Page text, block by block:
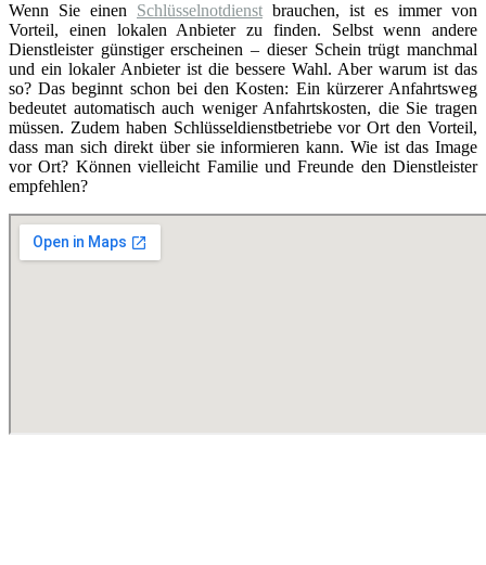
Wenn Sie einen Schlüsselnotdienst brauchen, ist es immer von
Vorteil, einen lokalen Anbieter zu finden. Selbst wenn andere
Dienstleister günstiger erscheinen – dieser Schein trügt manchmal
und ein lokaler Anbieter ist die bessere Wahl. Aber warum ist das
so? Das beginnt schon bei den Kosten: Ein kürzerer Anfahrtsweg
bedeutet automatisch auch weniger Anfahrtskosten, die Sie tragen
müssen. Zudem haben Schlüsseldienstbetriebe vor Ort den Vorteil,
dass man sich direkt über sie informieren kann. Wie ist das Image
vor Ort? Können vielleicht Familie und Freunde den Dienstleister
empfehlen?